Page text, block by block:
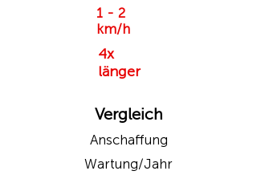
1 - 2
km/h
4x
länger
Vergleich
Anschaffung
Wartung/Jahr